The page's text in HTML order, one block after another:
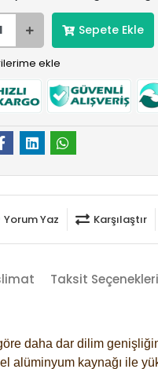
Sepete Ekle
ekle
Yorum Yaz Karşılaştır
Taksit Seçenekleri
daha dar dilim
alüminyum kaynağı ile